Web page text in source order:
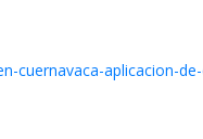
cuernavaca-aplicacion-